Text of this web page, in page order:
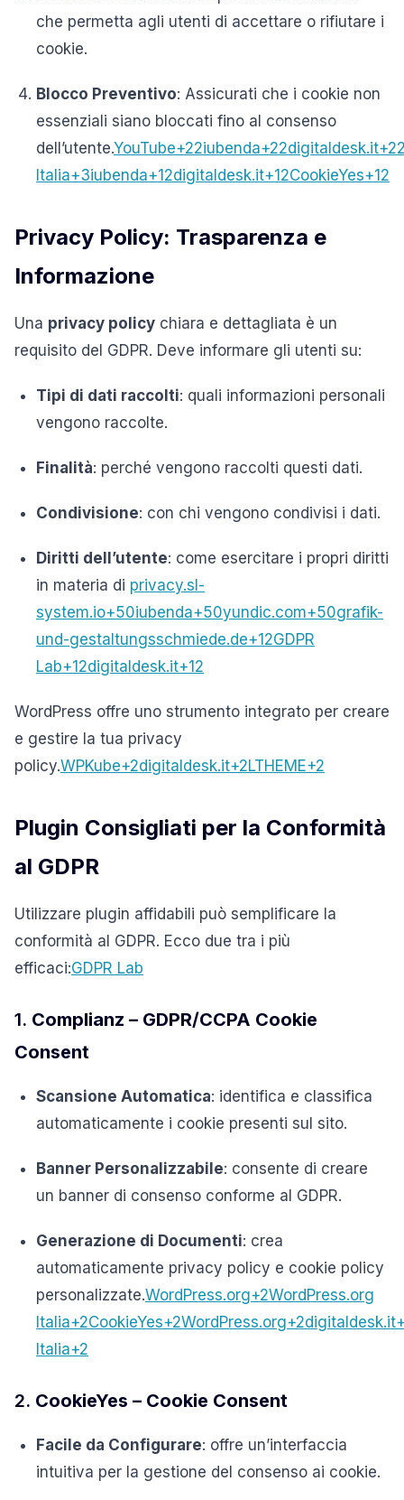
che permetta agli utenti di accettare o rifiutare i
cookie.
Blocco Preventivo: Assicurati che i cookie non
essenziali siano bloccati fino al consenso
dell’utente.YouTube+22iubenda+22digitaldesk.it
Italia+3iubenda+12digitaldesk.it+12CookieYes+12
Privacy Policy: Trasparenza e
Informazione
Una privacy policy chiara e dettagliata è un
requisito del GDPR. Deve informare gli utenti su:
Tipi di dati raccolti: quali informazioni personali
vengono raccolte.
Finalità: perché vengono raccolti questi dati.
Condivisione: con chi vengono condivisi i dati.
Diritti dell’utente: come esercitare i propri diritti
in materia di privacy.sl-
system.io+50iubenda+50yundic.com+50grafik-
und-gestaltungsschmiede.de+12GDPR
Lab+12digitaldesk.it+12
WordPress offre uno strumento integrato per creare
e gestire la tua privacy
policy.WPKube+2digitaldesk.it+2LTHEME+2
Plugin Consigliati per la Conformità
al GDPR
Utilizzare plugin affidabili può semplificare la
conformità al GDPR. Ecco due tra i più
efficaci:GDPR Lab
1. Complianz – GDPR/CCPA Cookie
Consent
Scansione Automatica: identifica e classifica
automaticamente i cookie presenti sul sito.
Banner Personalizzabile: consente di creare
un banner di consenso conforme al GDPR.
Generazione di Documenti: crea
automaticamente privacy policy e cookie policy
personalizzate.WordPress.org+2WordPress.org
Italia+2CookieYes+2WordPress.org+2digitaldesk.it
Italia+2
2. CookieYes – Cookie Consent
Facile da Configurare: offre un’interfaccia
intuitiva per la gestione del consenso ai cookie.